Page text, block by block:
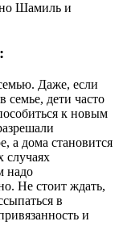
но Шамиль и
Даже, если
семье, дети часто
к новым
а дома становится
случаях
надо
Не стоит ждать,
в
и